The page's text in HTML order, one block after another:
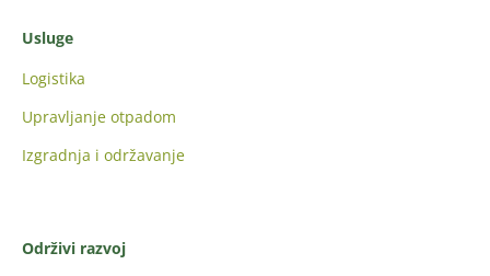
Usluge
Logistika
Upravljanje otpadom
Izgradnja i održavanje
Održivi razvoj